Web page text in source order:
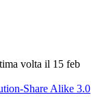
volta il 15 feb
Share Alike 3.0